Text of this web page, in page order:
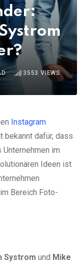
3553 VIEWS
Instagram
dafür, dass
im
Ideen ist
Bereich Foto-
Systrom und Mike